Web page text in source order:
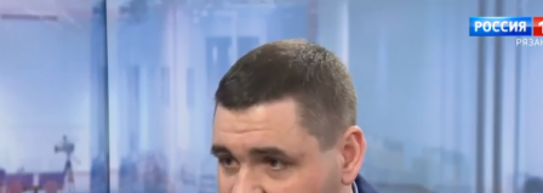
Перейти к основному содержанию